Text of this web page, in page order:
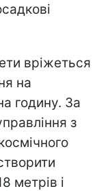
вріжеться
на
годину. За
з
метрів і